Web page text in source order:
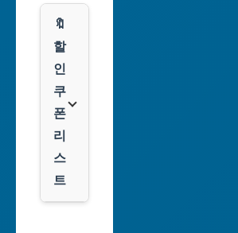
산
광
역
시
대
🔖
할
인
쿠
폰
리
스
트